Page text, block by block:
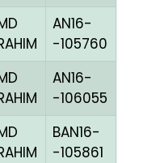
AN16-
-105760
AN16-
-106055
BAN16-
-105861